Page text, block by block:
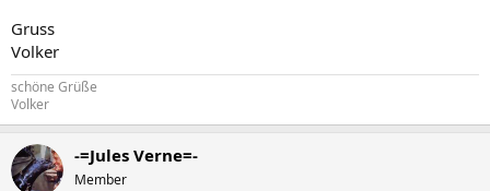
Gruss
Volker
schöne Grüße
Volker
-=Jules Verne=-
Member